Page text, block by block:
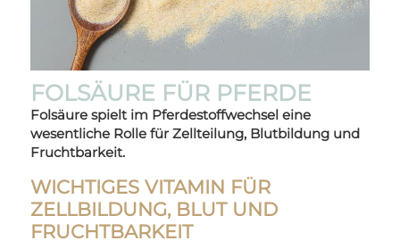
FOLSÄURE FÜR PFERDE
Folsäure spielt im Pferdestoffwechsel eine
wesentliche Rolle für Zellteilung, Blutbildung und
Fruchtbarkeit.
WICHTIGES VITAMIN FÜR
ZELLBILDUNG, BLUT UND
FRUCHTBARKEIT